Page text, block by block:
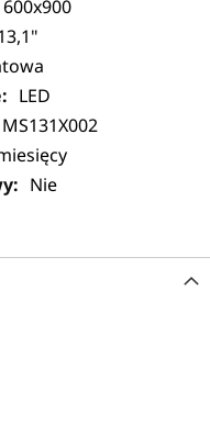
LED
MS131X002
Nie